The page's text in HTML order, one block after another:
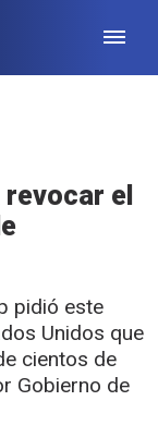
el
pidió este
Unidos que
cientos de
Gobierno de